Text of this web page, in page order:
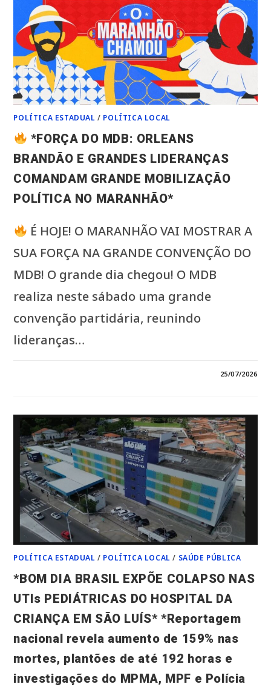
POLÍTICA ESTADUAL / POLÍTICA LOCAL
*FORÇA DO MDB: ORLEANS
BRANDÃO E GRANDES LIDERANÇAS
COMANDAM GRANDE MOBILIZAÇÃO
POLÍTICA NO MARANHÃO*
É HOJE! O MARANHÃO VAI MOSTRAR A
SUA FORÇA NA GRANDE CONVENÇÃO DO
MDB! O grande dia chegou! O MDB
realiza neste sábado uma grande
convenção partidária, reunindo
lideranças…
ORLEANS
BRANDÃO
E
GRANDES
LIDERANÇAS
COMANDAM
GRANDE
MOBILIZAÇÃO
POLÍTICA
NO
MARANHÃO*
25/07/2026
POLÍTICA ESTADUAL / POLÍTICA LOCAL / SAÚDE PÚBLICA
*BOM DIA BRASIL EXPÕE COLAPSO NAS
UTIs PEDIÁTRICAS DO HOSPITAL DA
CRIANÇA EM SÃO LUÍS* *Reportagem
nacional revela aumento de 159% nas
mortes, plantões de até 192 horas e
investigações do MPMA, MPF e Polícia